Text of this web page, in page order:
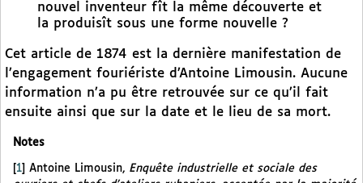
nouvel inventeur fît la même découverte et
la produisît sous une forme nouvelle ?
Cet article de 1874 est la dernière manifestation de
l’engagement fouriériste d’Antoine Limousin. Aucune
information n’a pu être retrouvée sur ce qu’il fait
ensuite ainsi que sur la date et le lieu de sa mort.
Notes
1 Antoine Limousin, Enquête industrielle et sociale des